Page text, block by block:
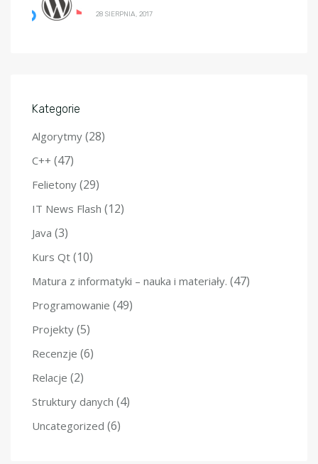
28 SIERPNIA, 2017
Kategorie
Algorytmy (28)
C++ (47)
Felietony (29)
IT News Flash (12)
Java (3)
Kurs Qt (10)
Matura z informatyki – nauka i materiały. (47)
Programowanie (49)
Projekty (5)
Recenzje (6)
Relacje (2)
Struktury danych (4)
Uncategorized (6)